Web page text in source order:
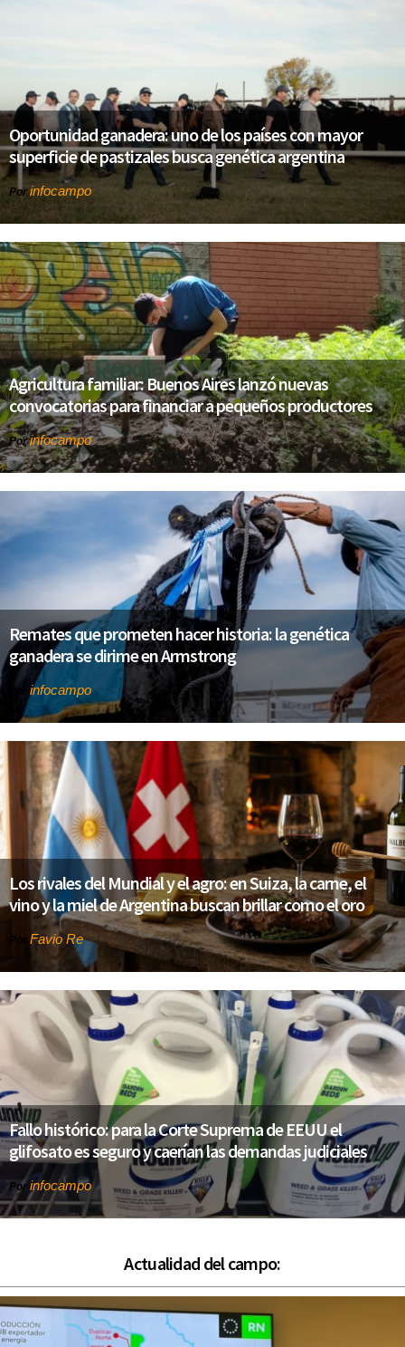
Oportunidad ganadera: uno de los países con mayor
superficie de pastizales busca genética argentina
Por infocampo
Agricultura familiar: Buenos Aires lanzó nuevas
convocatorias para financiar a pequeños productores
Porinfocampo
Remates que prometen hacer historia: la genética
ganadera se dirime en Armstrong
infocampo
Los rivales del Mundial y el agro: en Suiza, la carne, el
vino y la miel de Argentina buscan brillar como el oro
Por Favio Re
Fallo histórico: para la Corte Suprema de EEUU el
glifosato es seguro y caerían las demandas judiciales
Por infocampo
Actualidad del campo: